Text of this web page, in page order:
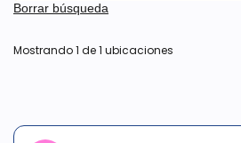
Borrar búsqueda
Mostrando 1 de 1 ubicaciones